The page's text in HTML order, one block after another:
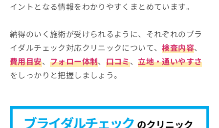
イントとなる情報をわかりやすくまとめています。
納得のいく施術が受けられるように、それぞれのブラ
イダルチェック対応クリニックについて、検査内容、
費用目安、 フォロー体制、 口コミ、立地・通いやすさ
をしっかりと把握しましょう。